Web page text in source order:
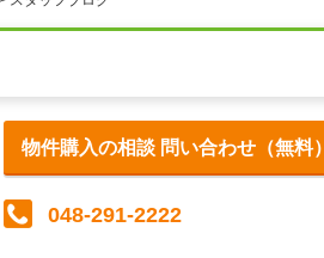
物件購入の相談 問い合わせ（無料）
048-291-2222